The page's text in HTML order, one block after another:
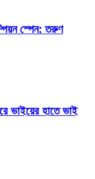
স্পেন: তরুণ
ভাইয়ের হাতে ভাই